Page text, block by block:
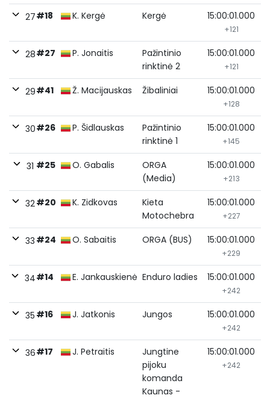
27#18 K. Kergė Kergė 15:00:01.000
+121
28#27 P. Jonaitis
Pažintinio
rinktinė 2
15:00:01.000
+121
29#41 Ž. Macijauskas Žibaliniai 15:00:01.000
+128
30#26 P. Šidlauskas
Pažintinio
rinktinė 1
15:00:01.000
+145
31 #25 O. Gabalis
ORGA
(Media)
15:00:01.000
+213
32#20 K. Zidkovas
Kieta
Motochebra
15:00:01.000
+227
33 #24 O. Sabaitis ORGA (BUS) 15:00:01.000
+229
34#14 E. Jankauskienė Enduro ladies 15:00:01.000
+242
35 #16 J. Jatkonis Jungos 15:00:01.000
+242
36#17 J. Petraitis
Jungtine
pijoku
komanda
Kaunas -
15:00:01.000
+242